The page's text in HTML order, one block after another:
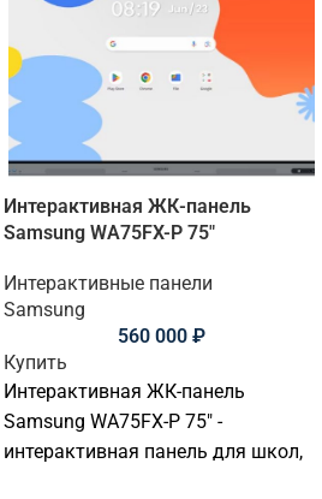
Интерактивная ЖК-панель
Samsung WA75FX-P 75"
Интерактивные панели
Samsung
560 000 ₽
Купить
Интерактивная ЖК-панель
Samsung WA75FX-P 75" -
интерактивная панель для школ,